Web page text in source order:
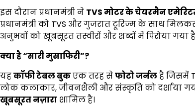
इस दौरान प्रधानमंत्री ने TVSमोटर के चेयरमैन
प्रधानमंत्री को TVS और गुजरात टूरिज्म के साथ
अनुभवों को खूबसूरत तस्वीरों और शब्दों में पिरोया गया
क्या है“सारी मुसाफिरी”?
यहकॉफी टेबल बुकएक तरह सेफोटो जर्नलहै जिसमें
लोक कलाकार, जीवनशैली और संस्कृति को दर्शाया
खूबसूरत नज़ारा शामिल है।